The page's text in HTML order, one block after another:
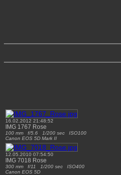
16.02.2012 21:48:52
IMG 1767 Rose
100 mm f/5.6 1/200 sec ISO100
Canon EOS 5D Mark II
12.05.2010 07:54:50
IMG 7018 Rose
300 mm f/11 1/200 sec ISO400
Canon EOS 5D